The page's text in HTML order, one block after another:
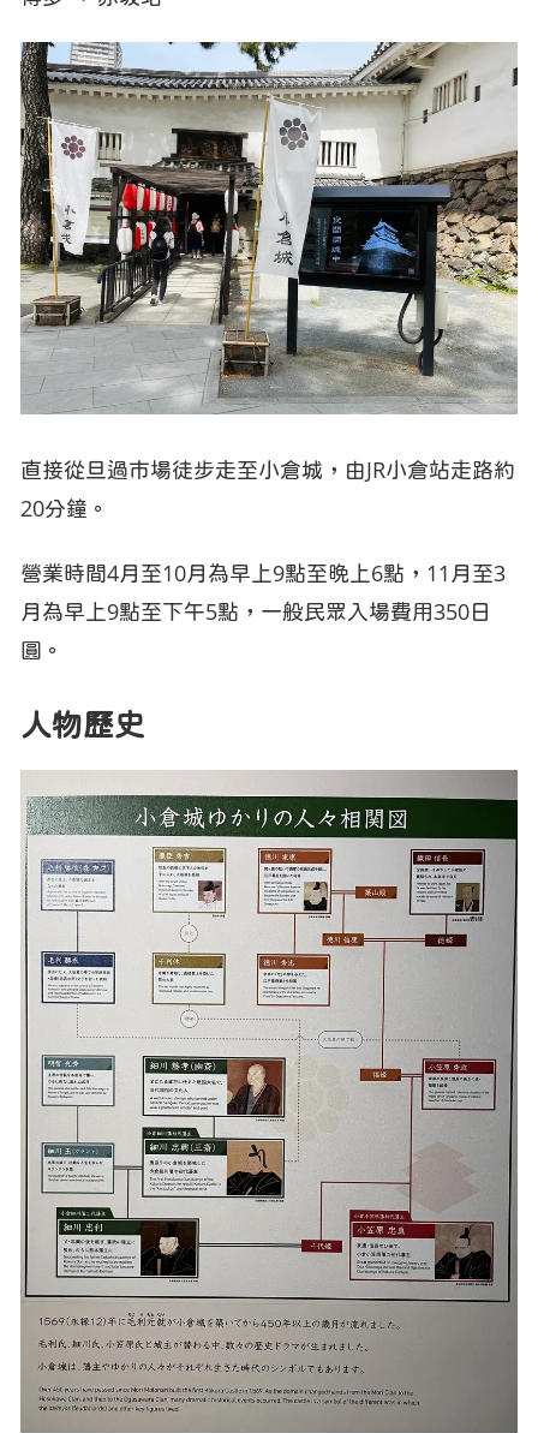
直接從旦過市場徒步走至小倉城，由JR小倉站走路約
20分鐘。
營業時間4月至10月為早上9點至晚上6點，11月至3
月為早上9點至下午5點，一般民眾入場費用350日
圓。
人物歷史